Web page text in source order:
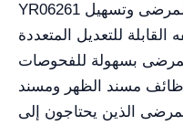
YR06261 لا يقدر بثمن في تعزيز راحة المرضى وتسهيل
القابلة للتعديل المتعددة
بسهولة للفحوصات
وظائف مسند الظهر ومسند
الذين يحتاجون إلى